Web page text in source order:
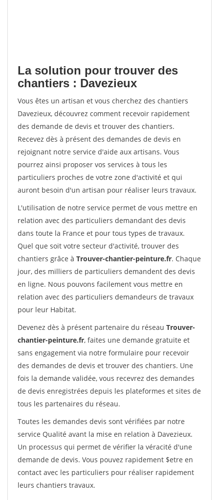
La solution pour trouver des
chantiers : Davezieux
Vous êtes un artisan et vous cherchez des chantiers
Davezieux, découvrez comment recevoir rapidement
des demande de devis et trouver des chantiers.
Recevez dès à présent des demandes de devis en
rejoignant notre service d'aide aux artisans. Vous
pourrez ainsi proposer vos services à tous les
particuliers proches de votre zone d'activité et qui
auront besoin d'un artisan pour réaliser leurs travaux.
L'utilisation de notre service permet de vous mettre en
relation avec des particuliers demandant des devis
dans toute la France et pour tous types de travaux.
Quel que soit votre secteur d'activité, trouver des
chantiers grâce à Trouver-chantier-peinture.fr. Chaque
jour, des milliers de particuliers demandent des devis
en ligne. Nous pouvons facilement vous mettre en
relation avec des particuliers demandeurs de travaux
pour leur Habitat.
Devenez dès à présent partenaire du réseau Trouver-
chantier-peinture.fr, faites une demande gratuite et
sans engagement via notre formulaire pour recevoir
des demandes de devis et trouver des chantiers. Une
fois la demande validée, vous recevrez des demandes
de devis enregistrées depuis les plateformes et sites de
tous les partenaires du réseau.
Toutes les demandes devis sont vérifiées par notre
service Qualité avant la mise en relation à Davezieux.
Un processus qui permet de vérifier la véracité d'une
demande de devis. Vous pouvez rapidement $etre en
contact avec les particuliers pour réaliser rapidement
leurs chantiers travaux.